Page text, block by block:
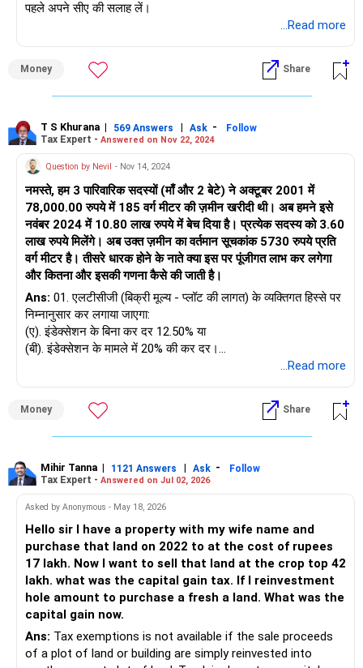
पहले अपने सीए की सलाह लें।
...Read more
Money Share
T S Khurana | 569 Answers | Ask -
Follow
Tax Expert - Answered on Nov 22, 2024
Question by Nevil - Nov 14, 2024
नमस्ते, हम 3 पारिवारिक सदस्यों (माँ और 2 बेटे) ने अक्टूबर 2001 में
78,000.00 रुपये में 185 वर्ग मीटर की ज़मीन खरीदी थी। अब हमने इसे
नवंबर 2024 में 10.80 लाख रुपये में बेच दिया है। प्रत्येक सदस्य को 3.60
लाख रुपये मिलेंगे। अब उक्त ज़मीन का वर्तमान सूचकांक 5730 रुपये प्रति
वर्ग मीटर है। तीसरे धारक होने के नाते क्या इस पर पूंजीगत लाभ कर लगेगा
और कितना और इसकी गणना कैसे की जाती है।
Ans: 01. एलटीसीजी (बिक्री मूल्य - प्लॉट की लागत) के व्यक्तिगत हिस्से पर
निम्नानुसार कर लगाया जाएगा:
(ए). इंडेक्सेशन के बिना कर दर 12.50% या
(बी). इंडेक्सेशन के मामले में 20% की कर दर।
आप दोनों विकल्पों के तहत अपनी कर देयता की गणना कर सकते हैं और कर
किसी भी अन्य स्पष्टीकरण के लिए आपका स्वागत है। धन्यवाद।
...Read more
Money Share
Mihir Tanna | 1121 Answers | Ask -
Follow
Tax Expert - Answered on Jul 02, 2026
Asked by Anonymous - May 18, 2026
Hello sir I have a property with my wife name and
purchase that land on 2022 to at the cost of rupees
17 lakh. Now I want to sell that land at the crop top 42
lakh. what was the capital gain tax. If I reinvestment
hole amount to purchase a fresh a land. What was the
capital gain now.
Ans: Tax exemptions is not available if the sale proceeds
of a plot of land or building are simply reinvested into